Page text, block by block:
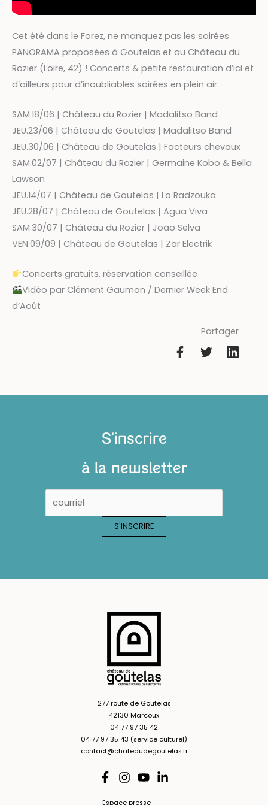
Cet été dans le Forez, ne manquez pas les soirées
PANORAMA proposées à Goutelas et au Château du
Rozier (Loire, 42) ! Concerts & petite restauration d’ici et
d’ailleurs pour d’inoubliables soirées en plein air.
SAM.18/06 | Château du Rozier | Madalitso Band
JEU.23/06 | Château de Goutelas | Madalitso Band
JEU.30/06 | Château de Goutelas | Facteurs chevaux
SAM.02/07 | Château du Rozier | Germaine Kobo & Bella
Lawson
JEU.14/07 | Château de Goutelas | Lo Radzouka
JEU.28/07 | Château de Goutelas | Agua Viva
SAM.30/07 | Château du Rozier | João Selva
VEN.09/09 | Château de Goutelas | Zar Electrik
Concerts gratuits, réservation conseillée
Vidéo par Clément Gaumon / Dernier Week End
d’Août
Partager
S'inscrire
à la newsletter
277 route de Goutelas
42130 Marcoux
04 77 97 35 42
04 77 97 35 43 (service culturel)
contact@chateaudegoutelas.fr
Espace presse